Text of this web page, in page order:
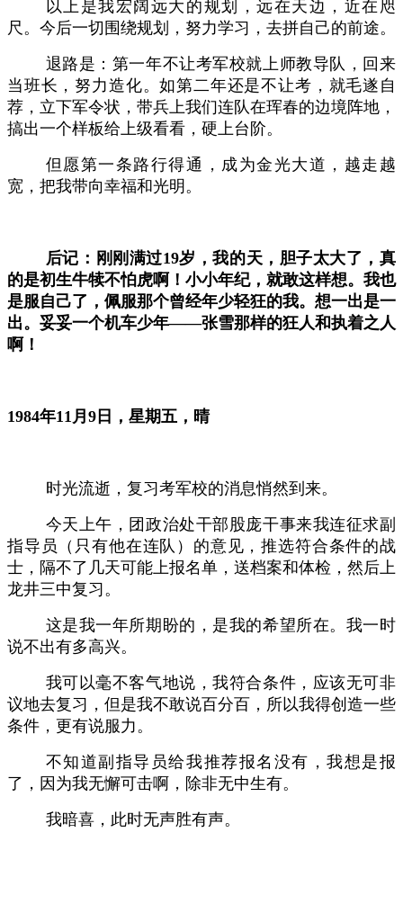
以上是我宏阔远大的规划，远在天边，近在咫
尺。今后一切围绕规划，努力学习，去拼自己的前途。
退路是：第一年不让考军校就上师教导队，回来
当班长，努力造化。如第二年还是不让考，就毛遂自
荐，立下军令状，带兵上我们连队在珲春的边境阵地，
搞出一个样板给上级看看，硬上台阶。
但愿第一条路行得通，成为金光大道，越走越
宽，把我带向幸福和光明。
后记：刚刚满过19岁，我的天，胆子太大了，真
的是初生牛犊不怕虎啊！小小年纪，就敢这样想。我也
是服自己了，佩服那个曾经年少轻狂的我。想一出是一
出。妥妥一个机车少年——张雪那样的狂人和执着之人
啊！
1984年11月 9日，星期五，晴
时光流逝，复习考军校的消息悄然到来。
今天上午，团政治处干部股庞干事来我连征求副
指导员（只有他在连队）的意见，推选符合条件的战
士，隔不了几天可能上报名单，送档案和体检，然后上
龙井三中复习。
这是我一年所期盼的，是我的希望所在。我一时
说不出有多高兴。
我可以毫不客气地说，我符合条件，应该无可非
议地去复习，但是我不敢说百分百，所以我得创造一些
条件，更有说服力。
不知道副指导员给我推荐报名没有，我想是报
了，因为我无懈可击啊，除非无中生有。
我暗喜，此时无声胜有声。